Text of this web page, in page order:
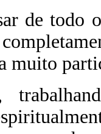
de todo
muito